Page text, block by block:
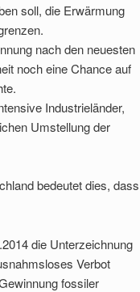
soll, die Erwärmung
nach den neuesten
noch eine Chance auf
Industrieländer,
Umstellung der
bedeutet dies, dass
die Unterzeichnung
Verbot
fossiler